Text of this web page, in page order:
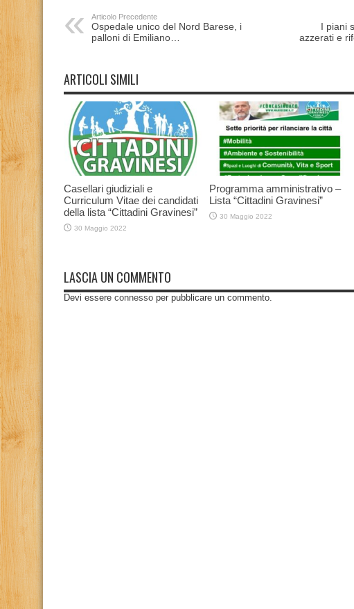
Articolo Precedente
Ospedale unico del Nord Barese, i
palloni di Emiliano…
I piani
azzerati e
ARTICOLI SIMILI
Casellari giudiziali e
Curriculum Vitae dei candidati
della lista “Cittadini Gravinesi”
30 Maggio 2022
Programma amministrativo –
Lista “Cittadini Gravinesi”
30 Maggio 2022
LASCIA UN COMMENTO
Devi essere connesso per pubblicare un commento.